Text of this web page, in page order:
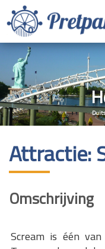
Attractie:
Omschrijving
Scream is één